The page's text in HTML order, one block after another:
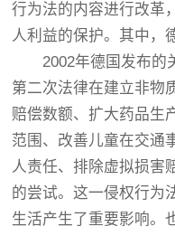
行为法的内容进行改革
人利益的保护。其中，
2002年德国发布的
第二次法律在建立非物
赔偿数额、扩大药品生
范围、改善儿童在交通
人责任、排除虚拟损害
的尝试。这一侵权行为
生活产生了重要影响。